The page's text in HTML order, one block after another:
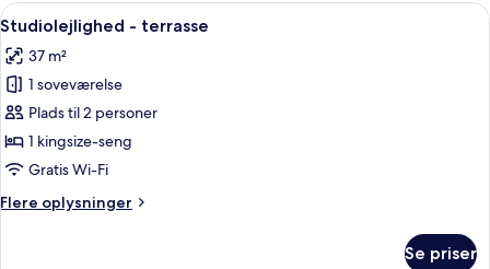
Indlæs
alle
billeder
af
Studiolejlighed
-
terrasse
En pænt redt seng med hvide
16
Studiolejlighed - terrasse
37 m²
1 soveværelse
Plads til 2 personer
1 kingsize-seng
Gratis Wi-Fi
Flere oplysninger
Flere
Se priser